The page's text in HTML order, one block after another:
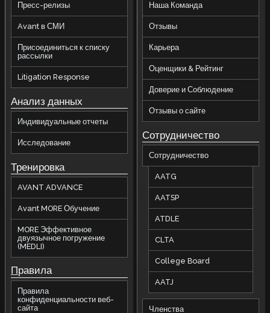
Пресс-релизы
Avant в СМИ
Присоединиться к списку
рассылки
Litigation Response
Анализ данных
Индивидуальные отчеты
Исследование
Тренировка
AVANT ADVANCE
Avant MORE Обучение
MORE Эффективное
двуязычное погружение
(MEDLI)
Правила
Правила
конфиденциальности веб-
сайта
Наша Команда
Отзывы
Карьера
Оценщики & Рейтинг
Доверие и Соблюдение
Отзывы о сайте
Сотрудничество
Сотрудничество
AATG
AATSP
ATDLE
CLTA
College Board
AATJ
Членства